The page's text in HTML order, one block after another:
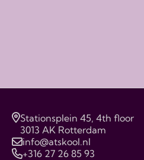
Stationsplein 45, 4th floor
3013 AK Rotterdam
info@atskool.nl
+316 27 26 85 93